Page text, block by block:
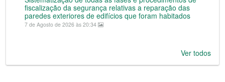
fiscalização da segurança relativas a reparação das
paredes exteriores de edifícios que foram habitados
7 de Agosto de 2026 às 20:34
Ver todos